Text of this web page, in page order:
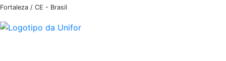
Fortaleza / CE - Brasil